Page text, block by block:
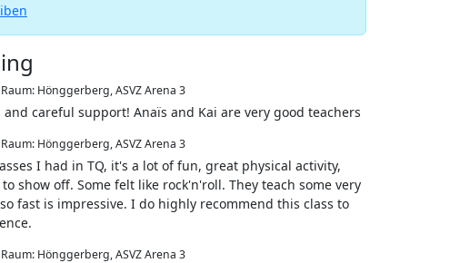
Raum: Hönggerberg, ASVZ Arena 3
careful support! Anaïs and Kai are very good teachers
Raum: Hönggerberg, ASVZ Arena 3
I had in TQ, it's a lot of fun, great physical activity,
show off. Some felt like rock'n'roll. They teach some very
fast is impressive. I do highly recommend this class to
Raum: Hönggerberg, ASVZ Arena 3